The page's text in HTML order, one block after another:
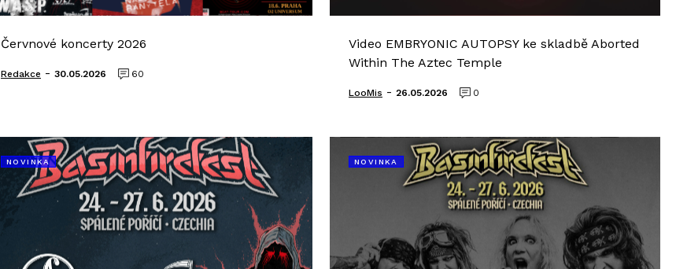
Červnové koncerty 2026
Redakce - 30.05.2026 60
Video EMBRYONIC AUTOPSY ke skladbě Aborted
Within The Aztec Temple
LooMis - 26.05.2026 0
NOVINKA NOVINKA